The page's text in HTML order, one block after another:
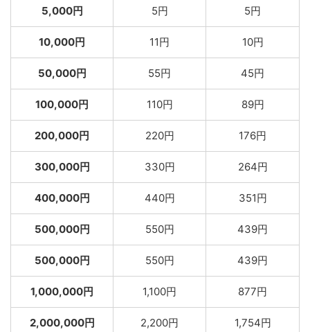
5,000円 5円 5円
10,000円 11円 10円
50,000円 55円 45円
100,000円 110円 89円
200,000円 220円 176円
300,000円 330円 264円
400,000円 440円 351円
500,000円 550円 439円
500,000円 550円 439円
1,000,000円 1,100円 877円
2,000,000円 2,200円 1,754円